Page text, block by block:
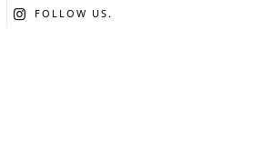
FOLLOW US.